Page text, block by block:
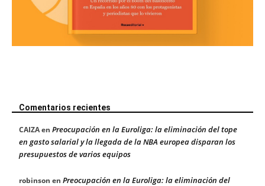
Comentarios recientes
CAIZAen Preocupación en la Euroliga: la eliminación del tope
en gasto salarial y la llegada de la NBA europea disparan los
presupuestos de varios equipos
robinson en Preocupación en la Euroliga: la eliminación del